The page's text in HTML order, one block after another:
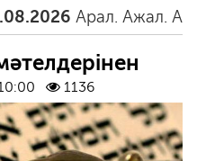
Арал. Ажал. Айғақ
1136